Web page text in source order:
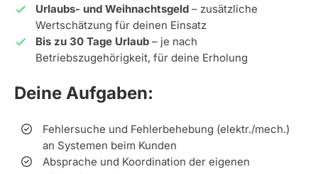
Urlaubs- und Weihnachtsgeld – zusätzliche
Wertschätzung für deinen Einsatz
Bis zu 30 Tage Urlaub – je nach
Betriebszugehörigkeit, für deine Erholung
Deine Aufgaben:
Fehlersuche und Fehlerbehebung (elektr./mech.)
an Systemen beim Kunden
Absprache und Koordination der eigenen